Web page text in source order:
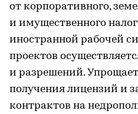
от корпоративного,
и имущественного
иностранной рабочей
проектов
и разрешений.
получения лицензий и
контрактов на